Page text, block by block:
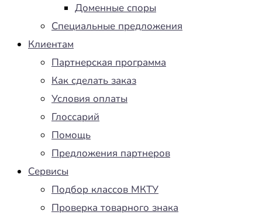
Доменные споры
Специальные предложения
Клиентам
Партнерская программа
Как сделать заказ
Условия оплаты
Глоссарий
Помощь
Предложения партнеров
Сервисы
Подбор классов МКТУ
Проверка товарного знака